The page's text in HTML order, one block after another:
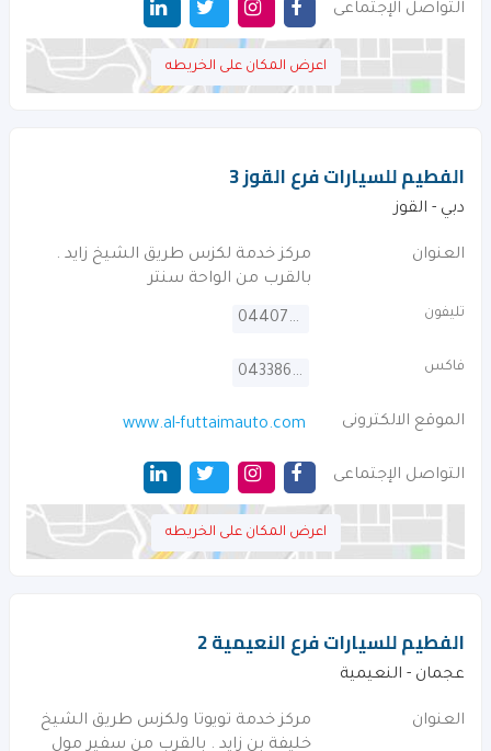
التواصل الإجتماعى
اعرض المكان على الخريطه
الفطيم للسيارات فرع القوز 3
دبي - القوز
العنوان
مركز خدمة لكزس طريق الشيخ زايد .
بالقرب من الواحة سنتر
تليفون 044070400
فاكس 043386667
الموقع الالكترونى www.al-futtaimauto.com
التواصل الإجتماعى
اعرض المكان على الخريطه
الفطيم للسيارات فرع النعيمية 2
عجمان - النعيمية
العنوان
مركز خدمة تويوتا ولكزس طريق الشيخ
خليفة بن زايد . بالقرب من سفير مول